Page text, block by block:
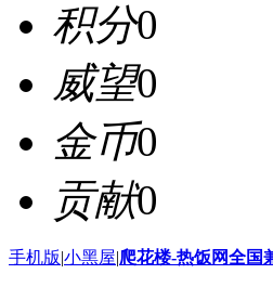
积分0
威望0
金币0
贡献0
手机版|小黑屋|爬花楼-热饭网全国